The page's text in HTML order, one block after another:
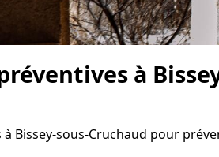
à
Bissey-sous-Cruchaud pour